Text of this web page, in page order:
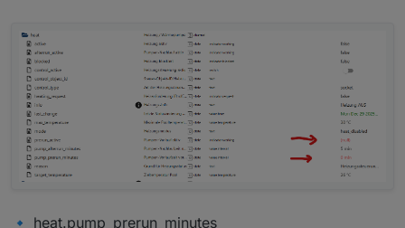
🔹 heat.pump_prerun_minutes